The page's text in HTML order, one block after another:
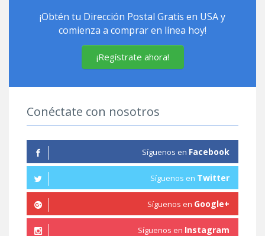
¡Obtén tu Dirección Postal Gratis en USA y
comienza a comprar en línea hoy!
¡Regístrate ahora!
Conéctate con nosotros
Síguenos en Facebook
Síguenos en Twitter
Síguenos en Google+
Síguenos en Instagram